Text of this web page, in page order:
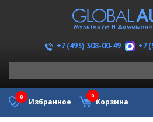
+7 (495) 308-00-49 +7
Избранное
0
Корзина
0